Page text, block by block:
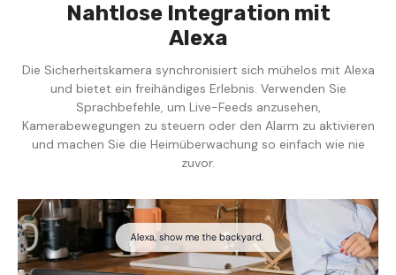
Nahtlose Integration mit
Alexa
Die Sicherheitskamera synchronisiert sich mühelos mit Alexa
und bietet ein freihändiges Erlebnis. Verwenden Sie
Sprachbefehle, um Live-Feeds anzusehen,
Kamerabewegungen zu steuern oder den Alarm zu aktivieren
und machen Sie die Heimüberwachung so einfach wie nie
zuvor.